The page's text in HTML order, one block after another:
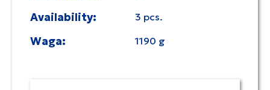
Availability: 3 pcs.
Waga: 1190 g